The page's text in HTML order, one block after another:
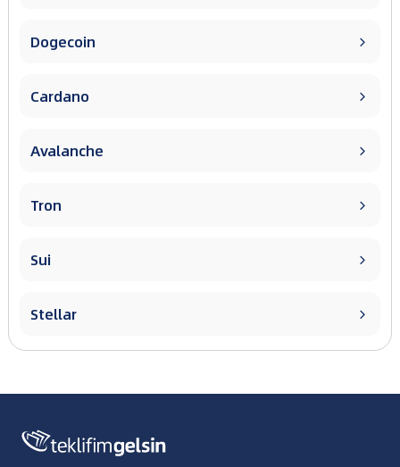
Dogecoin 
Cardano 
Avalanche 
Tron 
Sui 
Stellar 